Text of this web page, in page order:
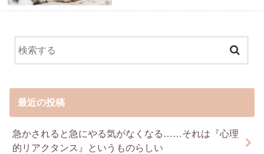
最近の投稿
急かされると急にやる気がなくなる……それは『心理
的リアクタンス』というものらしい